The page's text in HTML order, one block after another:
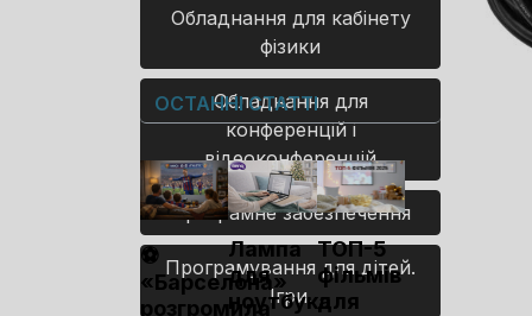
Обладнання для кабінету
фізики
Обладнання для
конференцій і
відеоконференцій
Програмне забезпечення
Програмування для дітей.
Ігри.
ОСТАННІ СТАТТІ
⚽
«Барселона»
розгромила
Лампа
для
ноутбука
ТОП-5
фільмів
для